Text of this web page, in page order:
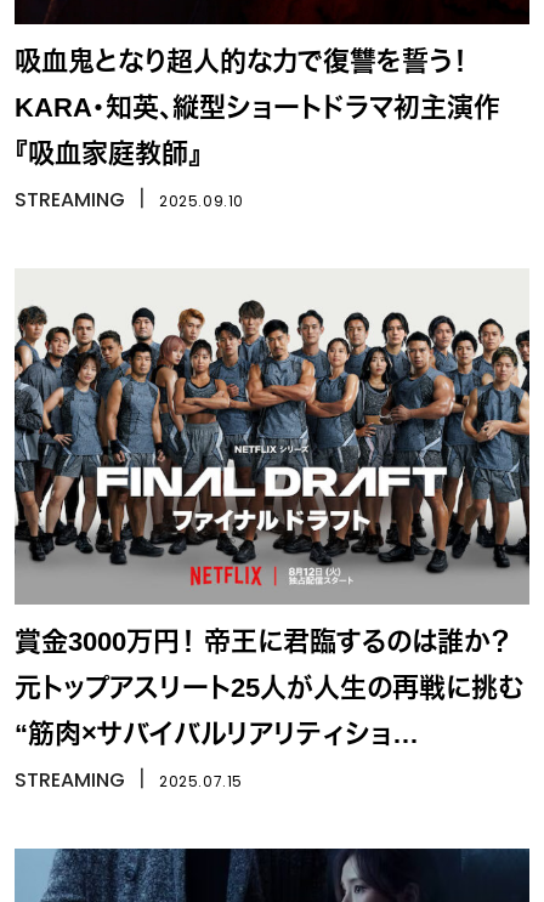
吸血鬼となり超人的な力で復讐を誓う！
KARA・知英、縦型ショートドラマ初主演作
『吸血家庭教師』
STREAMING 2025.09.10
賞金3000万円！ 帝王に君臨するのは誰か？
元トップアスリート25人が人生の再戦に挑む
“筋肉×サバイバルリアリティショ
ー”Netflix『ファイナルドラフト』
STREAMING 2025.07.15